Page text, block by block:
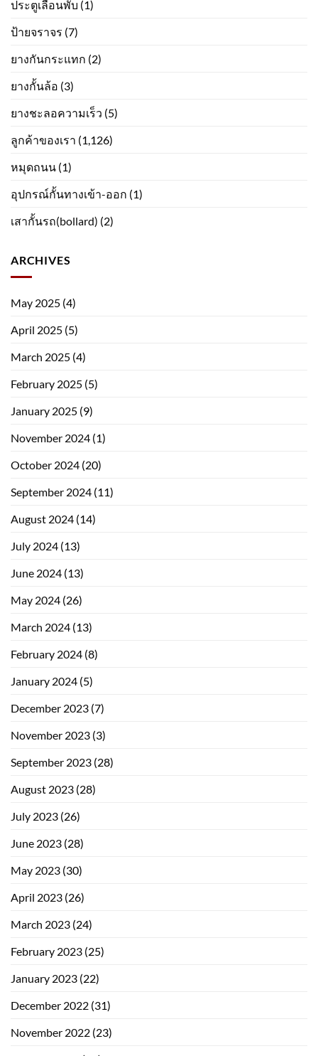
ประตูเลื่อนพับ (1)
ป้ายจราจร (7)
ยางกันกระแทก (2)
ยางกั้นล้อ (3)
ยางชะลอความเร็ว (5)
ลูกค้าของเรา (1,126)
หมุดถนน (1)
อุปกรณ์กั้นทางเข้า-ออก (1)
เสากั้นรถ(bollard) (2)
ARCHIVES
May 2025 (4)
April 2025 (5)
March 2025 (4)
February 2025 (5)
January 2025 (9)
November 2024 (1)
October 2024 (20)
September 2024 (11)
August 2024 (14)
July 2024 (13)
June 2024 (13)
May 2024 (26)
March 2024 (13)
February 2024 (8)
January 2024 (5)
December 2023 (7)
November 2023 (3)
September 2023 (28)
August 2023 (28)
July 2023 (26)
June 2023 (28)
May 2023 (30)
April 2023 (26)
March 2023 (24)
February 2023 (25)
January 2023 (22)
December 2022 (31)
November 2022 (23)